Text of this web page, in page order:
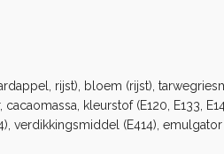
rijst), bloem (rijst),
kleurstof (E120, E133,
verdikkingsmiddel (E414),